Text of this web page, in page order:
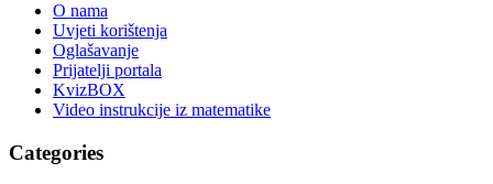
O nama
Uvjeti korištenja
Oglašavanje
Prijatelji portala
KvizBOX
Video instrukcije iz matematike
Categories